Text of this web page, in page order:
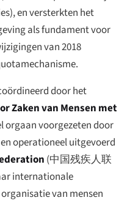
en versterkten het
als fundament voor
van 2018
door het
Zaken van Mensen met
orgaan voorgezeten door
operationeel uitgevoerd
(中国残疾人联
internationale
van mensen